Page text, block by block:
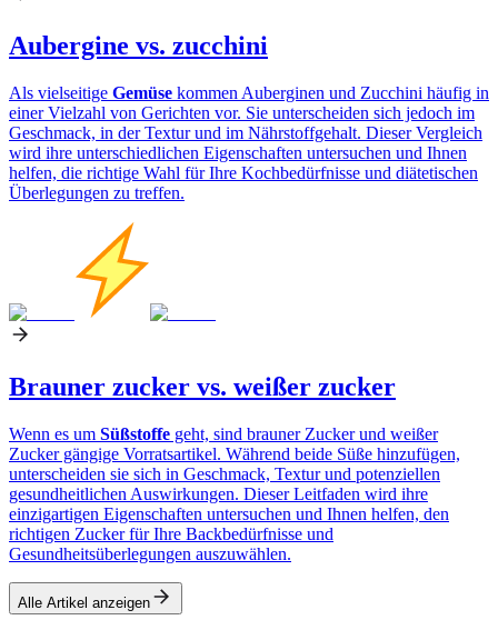
Aubergine vs. zucchini
Als vielseitige Gemüse kommen Auberginen und Zucchini häufig in
einer Vielzahl von Gerichten vor. Sie unterscheiden sich jedoch im
Geschmack, in der Textur und im Nährstoffgehalt. Dieser Vergleich
wird ihre unterschiedlichen Eigenschaften untersuchen und Ihnen
helfen, die richtige Wahl für Ihre Kochbedürfnisse und diätetischen
Überlegungen zu treffen.
Brauner zucker vs. weißer zucker
Wenn es um Süßstoffe geht, sind brauner Zucker und weißer
Zucker gängige Vorratsartikel. Während beide Süße hinzufügen,
unterscheiden sie sich in Geschmack, Textur und potenziellen
gesundheitlichen Auswirkungen. Dieser Leitfaden wird ihre
einzigartigen Eigenschaften untersuchen und Ihnen helfen, den
richtigen Zucker für Ihre Backbedürfnisse und
Gesundheitsüberlegungen auszuwählen.
Alle Artikel anzeigen